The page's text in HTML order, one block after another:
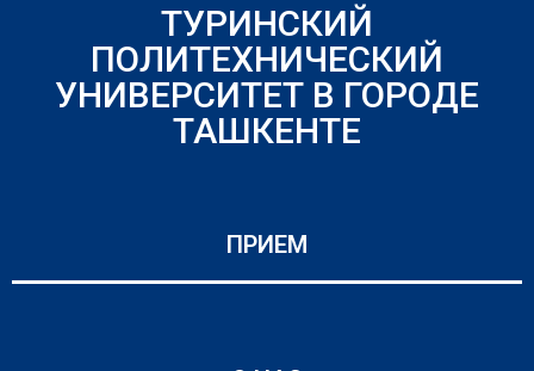
ТУРИНСКИЙ
ПОЛИТЕХНИЧЕСКИЙ
УНИВЕРСИТЕТ В ГОРОДЕ
ТАШКЕНТЕ
ПРИЕМ